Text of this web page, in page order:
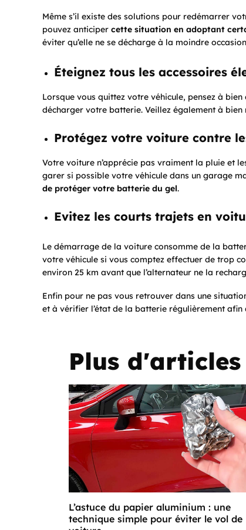
Même s’il existe des solutions pour redémarrer
pouvez anticiper cette situation en adoptant
éviter qu’elle ne se décharge à la moindre
Éteignez tous les accessoires
Lorsque vous quittez votre véhicule, pensez à
décharger votre batterie. Veillez également à
Protégez votre voiture contre
Votre voiture n’apprécie pas vraiment la pluie et
garer si possible votre véhicule dans un garage
de protéger votre batterie du gel.
Evitez les courts trajets en
Le démarrage de la voiture consomme de la
votre véhicule si vous comptez effectuer de trop
environ 25 km avant que l’alternateur ne la
Enfin pour ne pas vous retrouver dans une
et à vérifier l’état de la batterie régulièrement
Plus d'articles
L’astuce du papier aluminium : une
technique simple pour éviter le vol de